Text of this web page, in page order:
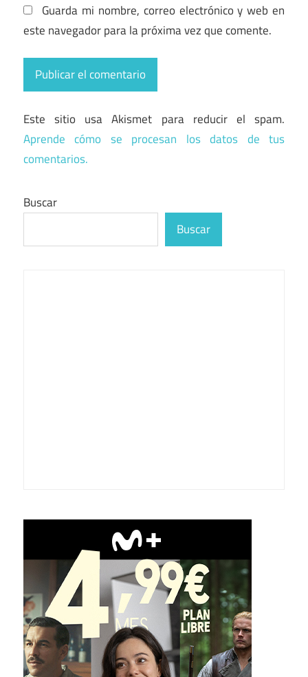
Guarda mi nombre, correo electrónico y web en
este navegador para la próxima vez que comente.
Este sitio usa Akismet para reducir el spam.
Aprende cómo se procesan los datos de tus
comentarios.
Buscar
Buscar